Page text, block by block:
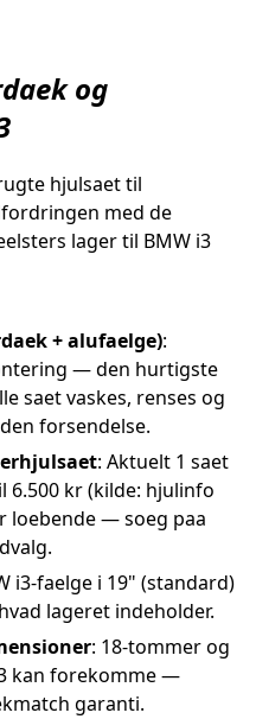
og
hjulsaet til
med de
lager til BMW i3
+ alufaelge):
— den hurtigste
saet vaskes, renses og
forsendelse.
: Aktuelt 1 saet
6.500 kr (kilde: hjulinfo
loebende — soeg paa
i3-faelge i 19" (standard)
lageret indeholder.
: 18-tommer og
kan forekomme —
garanti.